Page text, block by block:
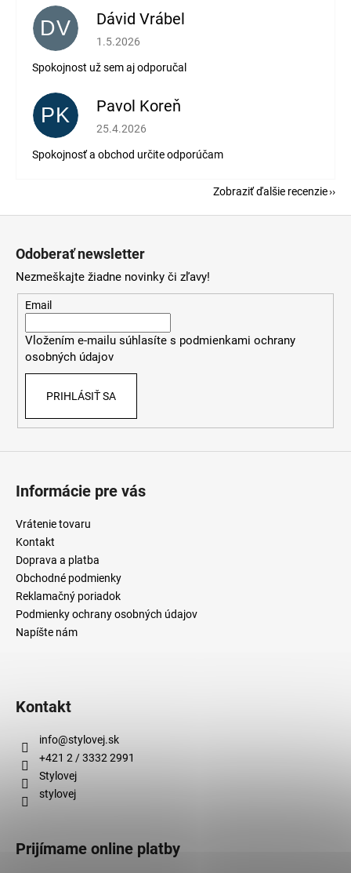
DV Dávid Vrábel
Hodnotenie obchodu je 5 z 5 hviezdičiek.
1.5.2026
Spokojnost už sem aj odporučal
PK Pavol Koreň
Hodnotenie obchodu je 5 z 5 hviezdičiek.
25.4.2026
Spokojnosť a obchod určite odporúčam
Zobraziť ďalšie recenzie
Odoberať newsletter
Nezmeškajte žiadne novinky či zľavy!
Email
Vložením e-mailu súhlasíte s podmienkami ochrany
osobných údajov
PRIHLÁSIŤ SA
Informácie pre vás
Vrátenie tovaru
Kontakt
Doprava a platba
Obchodné podmienky
Reklamačný poriadok
Podmienky ochrany osobných údajov
Napíšte nám
Kontakt
info@stylovej.sk
+421 2 / 3332 2991
Stylovej
stylovej
Prijímame online platby